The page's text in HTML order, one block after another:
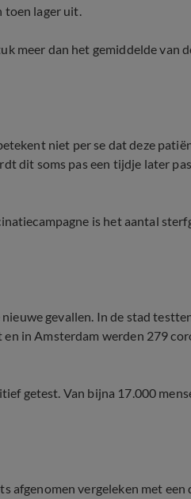
toen lager uit.
meer dan het gemiddelde van
niet per se dat deze
dit soms pas een tijdje later pas
is het aantal
gevallen. In de stad
in Amsterdam werden 279
getest. Van bijna 17.000
afgenomen vergeleken met een